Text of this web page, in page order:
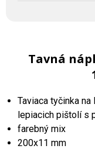
Tavná
Taviaca tyčinka
lepiacich pištolí s
farebný mix
200x11 mm